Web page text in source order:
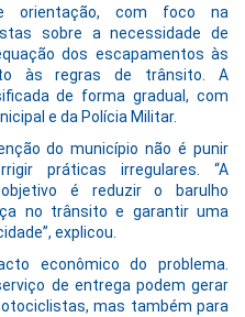
orientação, com foco na
sobre a necessidade de
dos escapamentos às
às regras de trânsito. A
de forma gradual, com
e da Polícia Militar.
do município não é punir
práticas irregulares. “A
é reduzir o barulho
no trânsito e garantir uma
explicou.
econômico do problema.
de entrega podem gerar
mas também para